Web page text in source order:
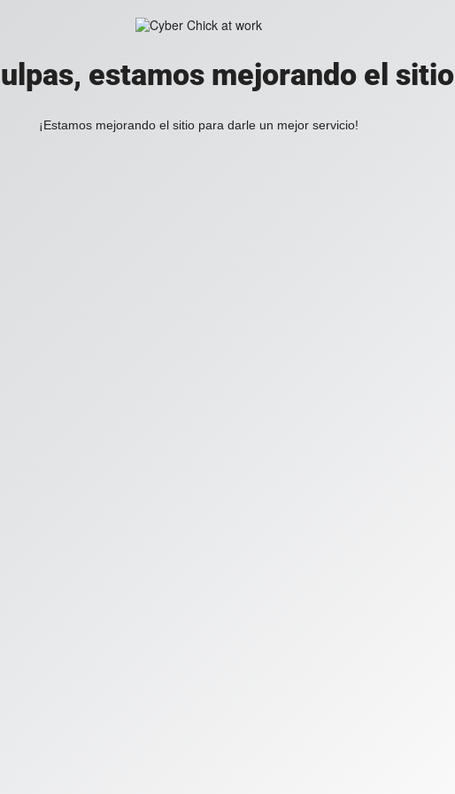
estamos mejorando el sitio
¡Estamos mejorando el sitio para darle un mejor servicio!